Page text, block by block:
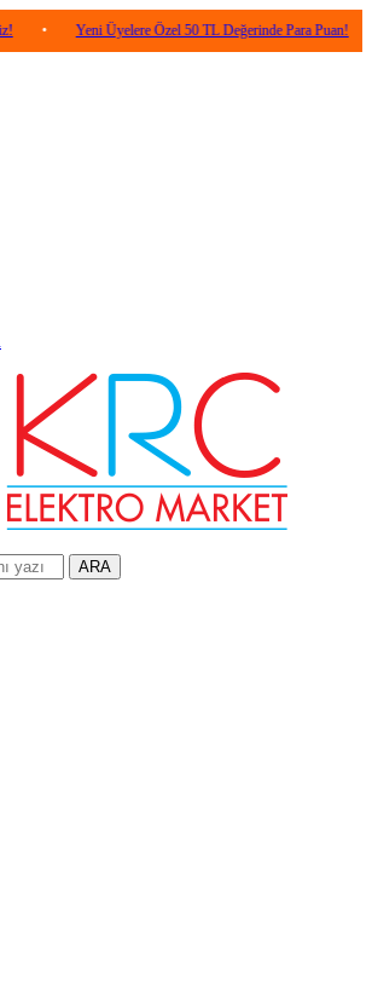
Yeni Üyelere Özel 50 TL Değerinde Para Puan! •
ARA